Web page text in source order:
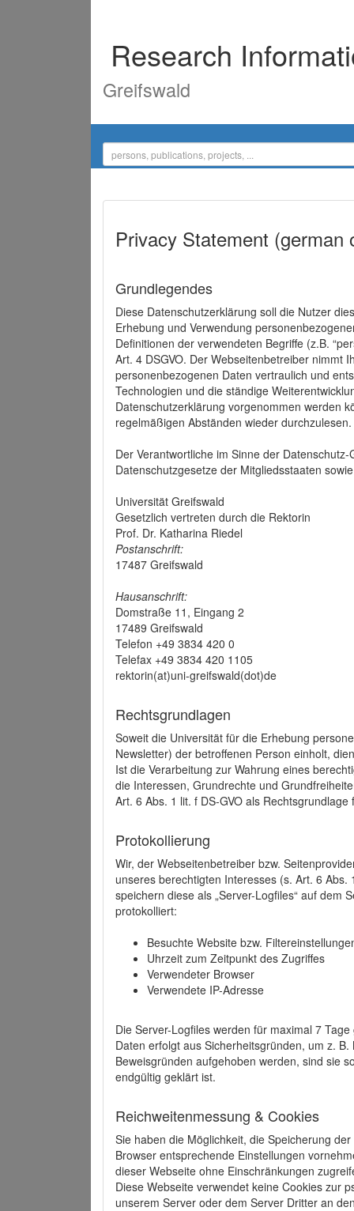
Research
Greifswald
Privacy Statement (german
Grundlegendes
Diese Datenschutzerklärung soll die Nutzer
Erhebung und Verwendung
Definitionen der verwendeten Begriffe (z.B.
Art. 4 DSGVO. Der Webseitenbetreiber nimmt
personenbezogenen Daten vertraulich und
Technologien und die ständige
Datenschutzerklärung vorgenommen werden
regelmäßigen Abständen wieder durchzulesen.
Der Verantwortliche im Sinne der
Datenschutzgesetze der Mitgliedsstaaten
Universität Greifswald
Gesetzlich vertreten durch die Rektorin
Prof. Dr. Katharina Riedel
Postanschrift:
17487 Greifswald
Hausanschrift:
Domstraße 11, Eingang 2
17489 Greifswald
Telefon +49 3834 420 0
Telefax +49 3834 420 1105
rektorin(at)uni-greifswald(dot)de
Rechtsgrundlagen
Soweit die Universität für die Erhebung
Newsletter) der betroffenen Person einholt,
Ist die Verarbeitung zur Wahrung eines
die Interessen, Grundrechte und
Art. 6 Abs. 1 lit. f DS-GVO als
Protokollierung
Wir, der Webseitenbetreiber bzw.
unseres berechtigten Interesses (s. Art. 6
speichern diese als „Server-Logfiles“ auf dem
protokolliert:
Besuchte Website bzw.
Uhrzeit zum Zeitpunkt des Zugriffes
Verwendeter Browser
Verwendete IP-Adresse
Die Server-Logfiles werden für maximal 7
Daten erfolgt aus Sicherheitsgründen, um z.
Beweisgründen aufgehoben werden, sind sie
endgültig geklärt ist.
Reichweitenmessung & Cookies
Sie haben die Möglichkeit, die Speicherung
Browser entsprechende Einstellungen
dieser Webseite ohne Einschränkungen
Diese Webseite verwendet keine Cookies zur
unserem Server oder dem Server Dritter an